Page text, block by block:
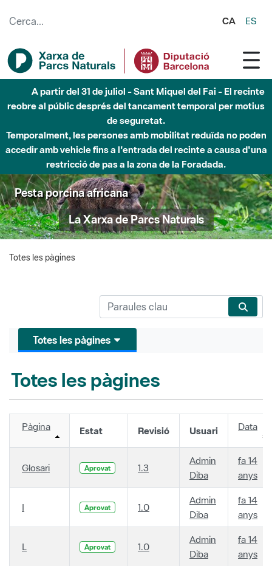
CA ES
A partir del 31 de juliol - Sant Miquel del Fai - El recinte
reobre al públic després del tancament temporal per motius
de seguretat.
Temporalment, les persones amb mobilitat reduïda no poden
accedir amb vehicle fins a l'entrada del recinte a causa d'una
restricció de pas a la zona de la Foradada.
Pesta porcina africana
La Xarxa de Parcs Naturals
Totes les pàgines
Totes les pàgines
Totes les pàgines
Pàgina Estat Revisió Usuari Data
Glosari Aprovat 1.3
Admin
Diba
fa 14
anys
I Aprovat 1.0
Admin
Diba
fa 14
anys
L Aprovat 1.0
Admin
Diba
fa 14
anys